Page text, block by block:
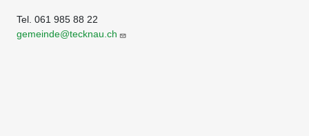
Tel. 061 985 88 22
gemeinde@tecknau.ch